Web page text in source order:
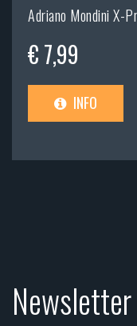
Adriano Mondini X-
€ 7,99
INFO
Newsletter